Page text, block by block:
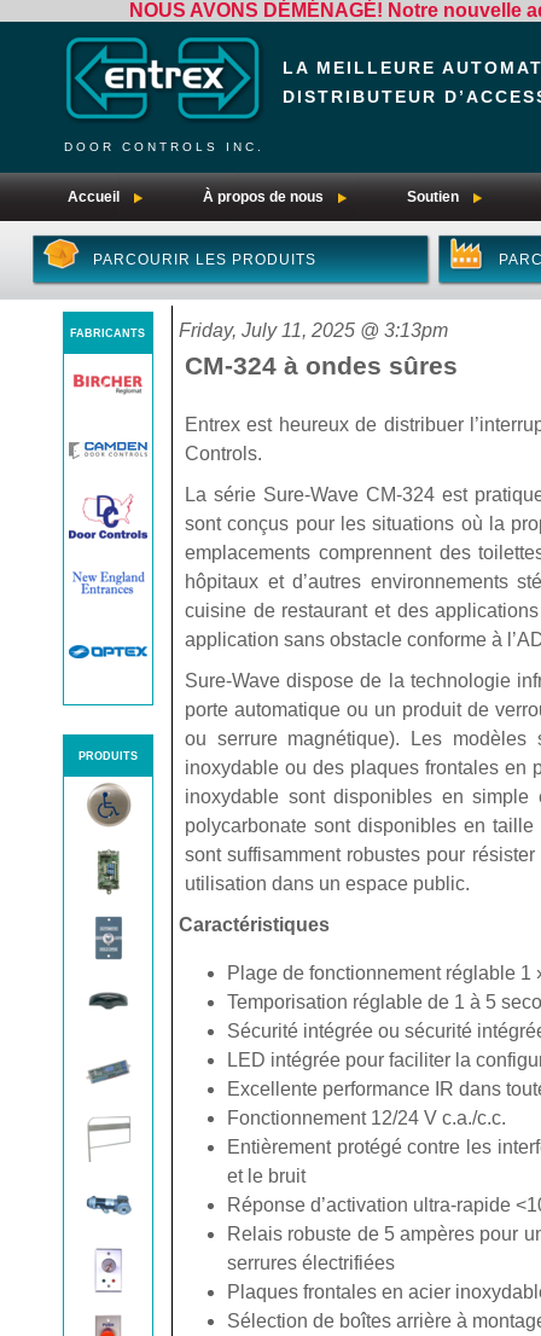
NOUS AVONS DÉMÉNAGÉ! Notre nouvelle
LA MEILLEURE
DISTRIBUTEUR
DOOR CONTROLS INC.
Accueil À propos de nous Soutien
PARCOURIR LES PRODUITS
FABRICANTS
PRODUITS
Friday, July 11, 2025 @ 3:13pm
CM-324 à ondes sûres
Entrex est heureux de distribuer
Controls.
La série Sure-Wave CM-324 est
sont conçus pour les situations où la
emplacements comprennent des
hôpitaux et d’autres environnements
cuisine de restaurant et des
application sans obstacle conforme à
Sure-Wave dispose de la technologie
porte automatique ou un produit de
ou serrure magnétique). Les
inoxydable ou des plaques frontales en
inoxydable sont disponibles en
polycarbonate sont disponibles en
sont suffisamment robustes pour
utilisation dans un espace public.
Caractéristiques
Plage de fonctionnement réglable 1
Temporisation réglable de 1 à 5
Sécurité intégrée ou sécurité
LED intégrée pour faciliter la
Excellente performance IR dans
Fonctionnement 12/24 V c.a./c.c.
Entièrement protégé contre les
et le bruit
Réponse d’activation ultra-rapide
Relais robuste de 5 ampères pour
serrures électrifiées
Plaques frontales en acier
Sélection de boîtes arrière à